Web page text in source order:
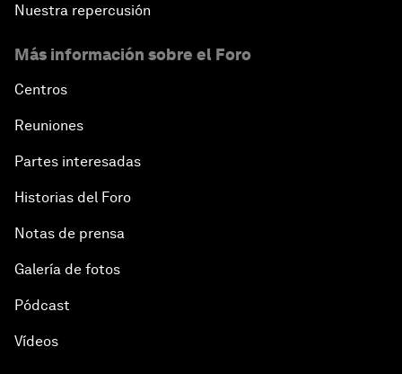
Nuestra repercusión
Más información sobre el Foro
Centros
Reuniones
Partes interesadas
Historias del Foro
Notas de prensa
Galería de fotos
Pódcast
Vídeos